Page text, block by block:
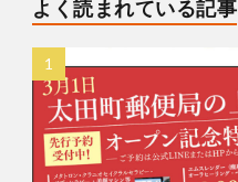
よく読まれている記事